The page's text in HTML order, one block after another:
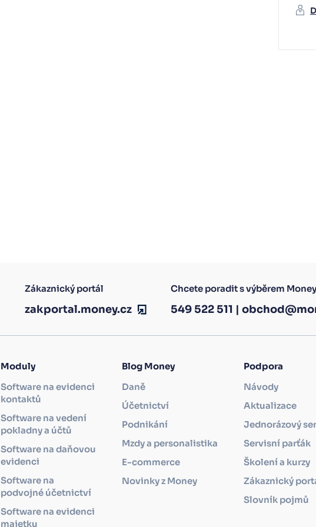
Zákaznický portál
zakportal.money.cz
Chcete poradit s výběrem
549 522 511 |
Moduly
Software na evidenci
kontaktů
Software na vedení
pokladny a účtů
Software na daňovou
evidenci
Software na
podvojné účetnictví
Software na evidenci
majetku
Blog Money
Daně
Účetnictví
Podnikání
Mzdy a personalistika
E-commerce
Novinky z Money
Podpora
Návody
Aktualizace
Jednorázový
Servisní parťák
Školení a kurzy
Zákaznický
Slovník pojmů